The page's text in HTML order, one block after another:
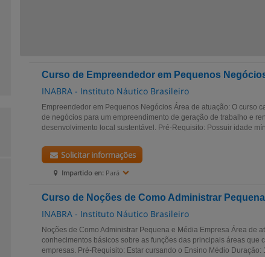
Curso de Empreendedor em Pequenos
INABRA - Instituto Náutico Brasileiro
Empreendedor em Pequenos Negócios Área de atuação: O curso
de negócios para um empreendimento de geração de trabalho e
desenvolvimento local sustentável. Pré-Requisito: Possuir idade
Impartido en: Pará
Solicitar informações
Curso de Noções de Como Administrar
INABRA - Instituto Náutico Brasileiro
Noções de Como Administrar Pequena e Média Empresa Área de
conhecimentos básicos sobre as funções das principais áreas que
empresas. Pré-Requisito: Estar cursando o Ensino Médio Duração: